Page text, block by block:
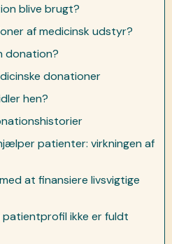
blive brugt?
af medicinsk udstyr?
donation?
donationer
hen?
patienter: virkningen af
at finansiere livsvigtige
patientprofil ikke er fuldt